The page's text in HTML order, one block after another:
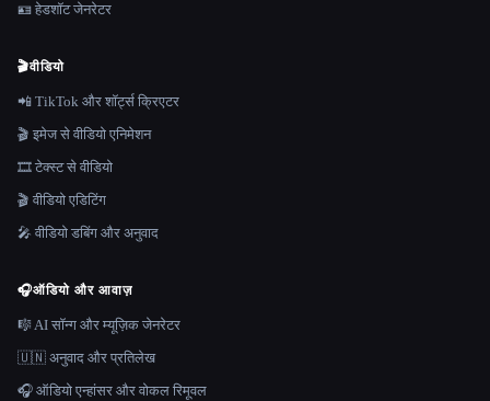
🪪 हेडशॉट जेनरेटर
🎬वीडियो
📲 TikTok और शॉर्ट्स क्रिएटर
🎬 इमेज से वीडियो एनिमेशन
🎞️ टेक्स्ट से वीडियो
🎬 वीडियो एडिटिंग
🎤 वीडियो डबिंग और अनुवाद
🎧ऑडियो और आवाज़
🎼 AI सॉन्ग और म्यूज़िक जेनरेटर
🇺🇳 अनुवाद और प्रतिलेख
🎧 ऑडियो एन्हांसर और वोकल रिमूवल